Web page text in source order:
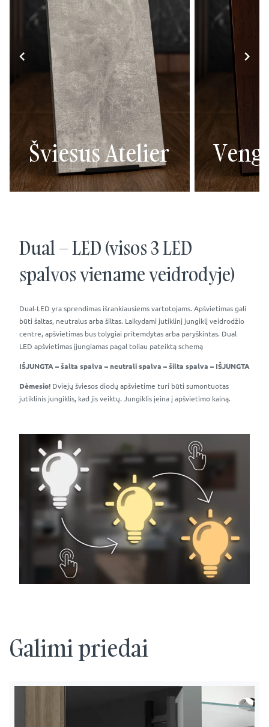
Šviesus Atelier
Dual – LED (visos 3 LED
spalvos viename veidrodyje)
Dual-LED yra sprendimas išrankiausiems vartotojams. Apšvietimas gali
būti šaltas, neutralus arba šiltas. Laikydami jutiklinį jungiklį veidrodžio
centre, apšvietimas bus tolygiai pritemdytas arba paryškintas. Dual
LED apšvietimas įjungiamas pagal toliau pateiktą schemą
IŠJUNGTA – šalta spalva – neutrali spalva – šilta spalva – IŠJUNGTA
Dėmesio! Dviejų šviesos diodų apšvietime turi būti sumontuotas
jutiklinis jungiklis, kad jis veiktų. Jungiklis įeina į apšvietimo kainą.
Galimi priedai